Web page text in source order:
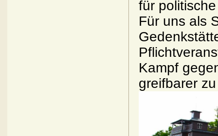
für
Für uns als
Kampf
greifbarer